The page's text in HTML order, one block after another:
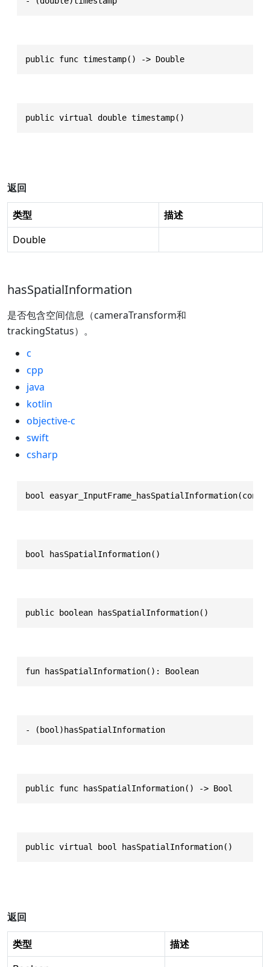
public func timestamp() -> Double
public virtual double timestamp()
返回
类型
描述
Double
hasSpatialInformation
是否包含空间信息（cameraTransform和
trackingStatus）。
c
cpp
java
kotlin
objective-c
swift
csharp
bool
bool hasSpatialInformation()
public boolean hasSpatialInformation()
fun hasSpatialInformation(): Boolean
- (bool)hasSpatialInformation
public func hasSpatialInformation() -> Bool
public virtual bool hasSpatialInformation()
返回
类型
描述